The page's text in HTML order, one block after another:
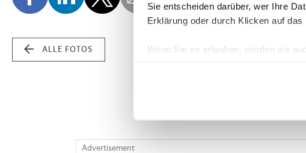
Sie entscheiden darüber, wer Ihre
Erklärung oder durch Klicken auf
Wenn Sie es erlauben, würden wir
Erfahren Sie mehr darüber, wie Ihre
Wir verwenden Cookies, um Inhalte
ALLE FOTOS
Advertisement